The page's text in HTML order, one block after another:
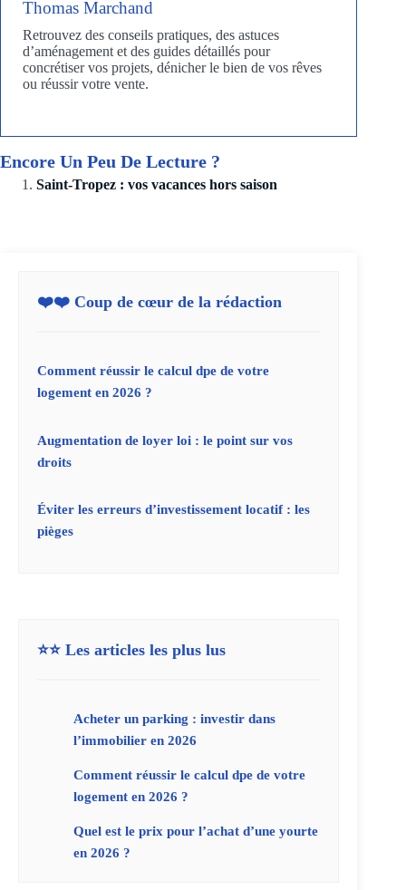
Thomas Marchand
Retrouvez des conseils pratiques, des astuces
d’aménagement et des guides détaillés pour
concrétiser vos projets, dénicher le bien de vos rêves
ou réussir votre vente.
Encore Un Peu De Lecture ?
Saint-Tropez : vos vacances hors saison
❤️❤️ Coup de cœur de la rédaction
Comment réussir le calcul dpe de votre
logement en 2026 ?
Augmentation de loyer loi : le point sur vos
droits
Éviter les erreurs d’investissement locatif : les
pièges
⭐⭐ Les articles les plus lus
Acheter un parking : investir dans
l’immobilier en 2026
Comment réussir le calcul dpe de votre
logement en 2026 ?
Quel est le prix pour l’achat d’une yourte
en 2026 ?